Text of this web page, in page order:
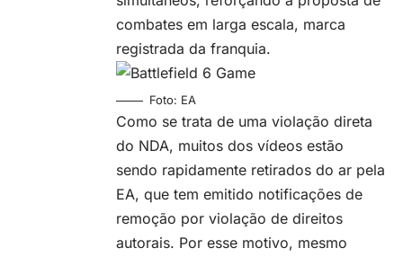
combates em larga escala, marca
registrada da franquia.
Foto: EA
Como se trata de uma violação direta
do NDA, muitos dos vídeos estão
sendo rapidamente retirados do ar pela
EA, que tem emitido notificações de
remoção por violação de direitos
autorais. Por esse motivo, mesmo